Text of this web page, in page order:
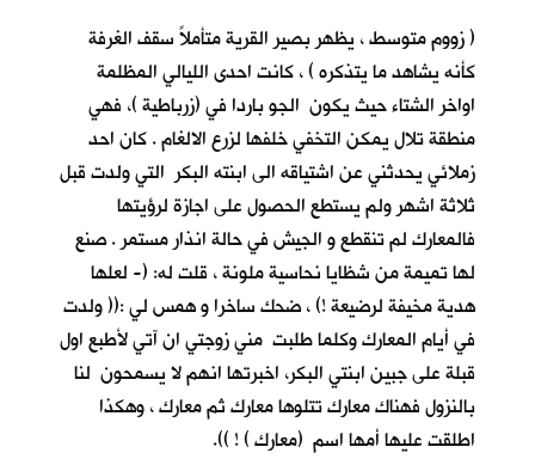
( زووم متوسط ، يظهر بصير القرية متأملاً سقف الغرفة
كأنه يشاهد ما يتذكره ) ، كانت احدى الليالي المظلمة
اواخر الشتاء حيث يكون الجو باردا في (زرباطية )، فهي
منطقة تلال يمكن التخفي خلفها لزرع الالغام . كان احد
زملائي يحدثني عن اشتياقه الى ابنته البكر التي ولدت قبل
ثلاثة اشهر ولم يستطع الحصول على اجازة لرؤيتها
فالمعارك لم تنقطع و الجيش في حالة انذار مستمر . صنع
لها تميمة من شظايا نحاسية ملونة ، قلت له: (- لعلها
هدية مخيفة لرضيعة !) ، ضحك ساخرا و همس لي :(( ولدت
في أيام المعارك وكلما طلبت مني زوجتي ان آتي لأطبع اول
قبلة على جبين ابنتي البكر، اخبرتها انهم لا يسمحون لنا
بالنزول فهناك معارك تتلوها معارك ثم معارك ، وهكذا
اطلقت عليها أمها اسم (معارك ) ! )).